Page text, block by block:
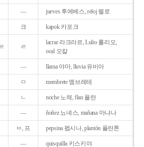
― jueves 후에베스, reloj 렐로
크 kapok 카포크
ㄹ
lacrar 라크라르, Lulio 룰리오,
ocal 오칼
― llama 야마, lluvia 유비아
ㅁ membrete 멤브레테
ㄴ noche 노체, flan 플란
― ñoñez 뇨녜스, mañana 마냐나
ㅂ, 프 pepsina 펩시나, plantón 플란톤
― quisquilla 키스키야